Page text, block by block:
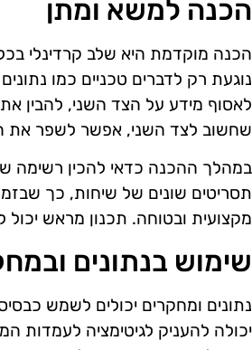
הכנה למשא ומתן
הכנה מוקדמת היא שלב קרדינלי
נוגעת רק לדברים טכניים כמו
לאסוף מידע על הצד השני, להבין
שחשוב לצד השני, אפשר לשפר את
במהלך ההכנה כדאי להכין רשימה
תסריטים שונים של שיחות, כך
מקצועית ובטוחה. תכנון מראש
שימוש בנתונים
נתונים ומחקרים יכולים לשמש
יכולה להעניק לגיטימציה